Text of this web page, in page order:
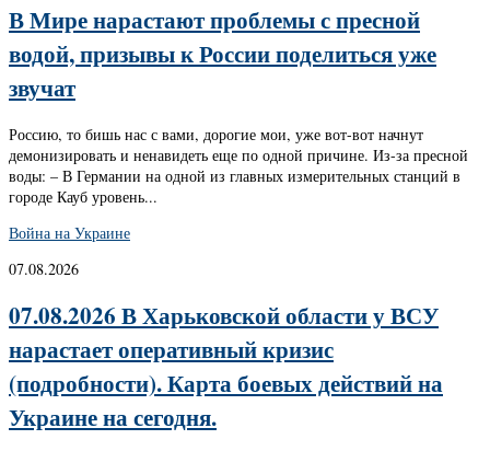
В Мире нарастают проблемы с пресной
водой, призывы к России поделиться уже
звучат
Россию, то бишь нас с вами, дорогие мои, уже вот-вот начнут
демонизировать и ненавидеть еще по одной причине. Из-за пресной
воды: – В Германии на одной из главных измерительных станций в
городе Кауб уровень...
Война на Украине
07.08.2026
07.08.2026 В Харьковской области у ВСУ
нарастает оперативный кризис
(подробности). Карта боевых действий на
Украине на сегодня.